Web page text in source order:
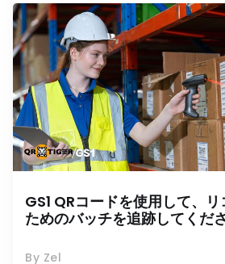
GS1 QRコードを使用して、
ためのバッチを追跡してくださ
By Zel